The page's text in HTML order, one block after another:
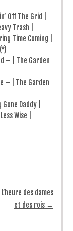
Off The Grid |
Trash |
Time Coming |
– | The Garden
– | The Garden
Daddy |
Wise |
des dames
et des rois →